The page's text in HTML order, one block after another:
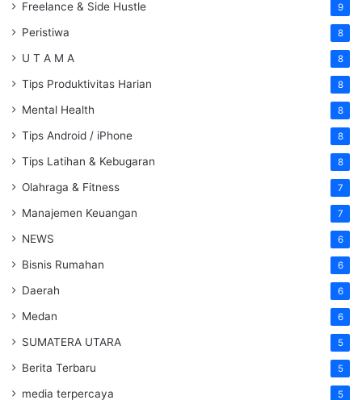
Freelance & Side Hustle 9
Peristiwa 8
U T A M A 8
Tips Produktivitas Harian 8
Mental Health 8
Tips Android / iPhone 8
Tips Latihan & Kebugaran 8
Olahraga & Fitness 7
Manajemen Keuangan 7
NEWS 6
Bisnis Rumahan 6
Daerah 6
Medan 6
SUMATERA UTARA 5
Berita Terbaru 5
media terpercaya 5